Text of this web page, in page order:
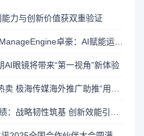
力与创新价值获双重验证
2025年厦门用户大会丨ManageEngine卓豪：AI赋能运维，智启未来新程
眼镜将带来“第一视角”新体验